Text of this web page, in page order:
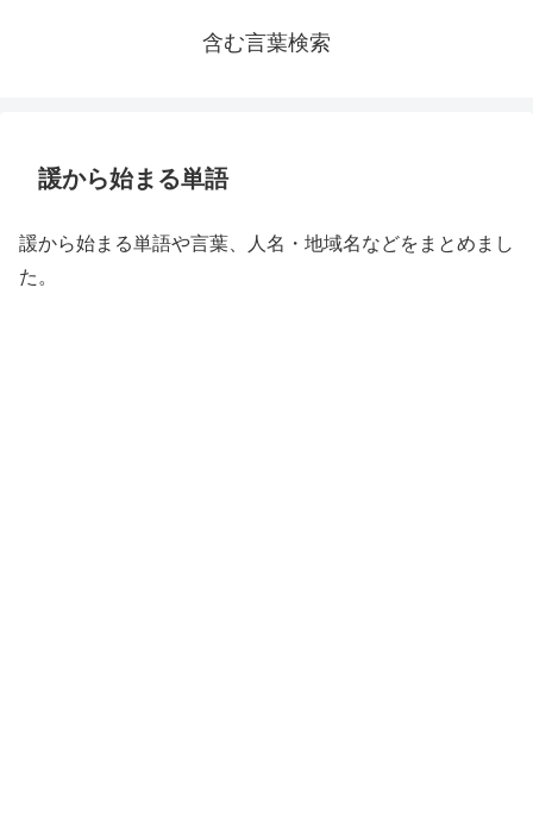
含む言葉検索
諼から始まる単語
諼から始まる単語や言葉、人名・地域名などをまとめまし
た。